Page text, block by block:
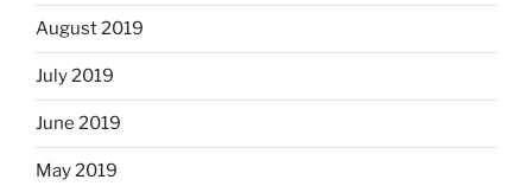
August 2019
July 2019
June 2019
May 2019